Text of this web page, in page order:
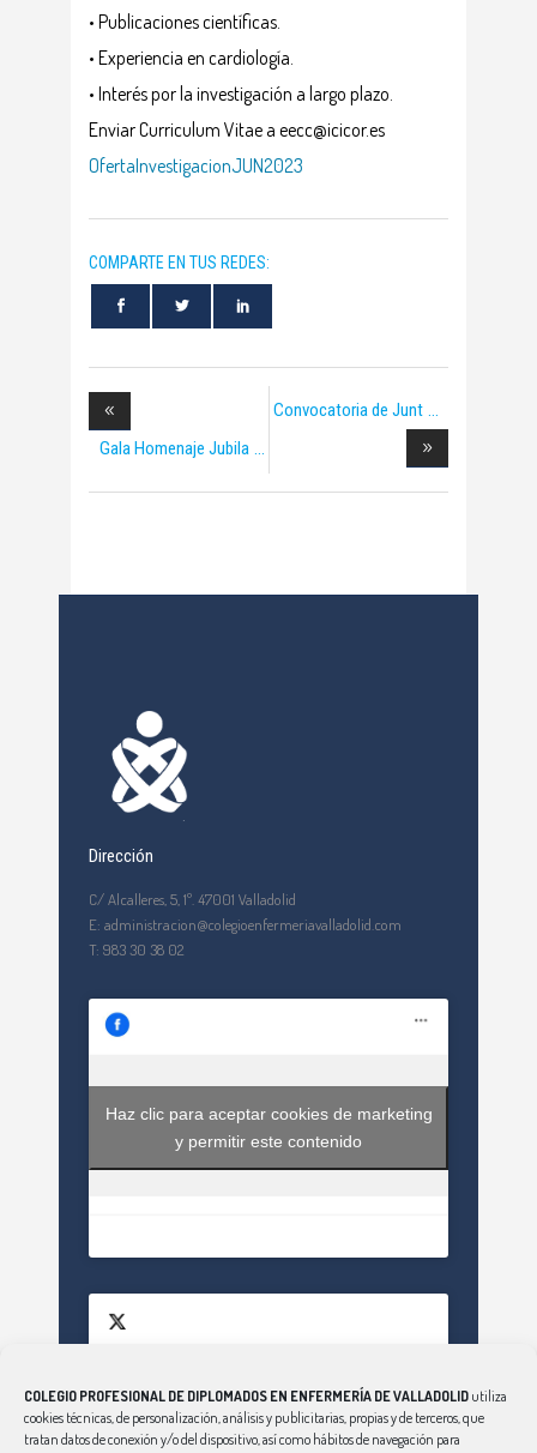
COLEGIO PROFESIONAL DE DIPLOMADOS EN ENFERMERÍA DE VALLADOLID utiliza
cookies técnicas, de personalización, análisis y publicitarias, propias y de terceros, que
tratan datos de conexión y/o del dispositivo, así como hábitos de navegación para
• Publicaciones científicas.
• Experiencia en cardiología.
• Interés por la investigación a largo plazo.
Enviar Curriculum Vitae a eecc@icicor.es
OfertaInvestigacionJUN2023
COMPARTE EN TUS REDES:
Gala Homenaje Jubila
Convocatoria de Junt
Dirección
C/ Alcalleres, 5, 1º. 47001 Valladolid
E: administracion@colegioenfermeriavalladolid.com
T: 983 30 38 02
Haz clic para aceptar cookies de marketing
y permitir este contenido
Tweets by EnfValladolid
Haz clic para aceptar cookies de marketing
y permitir este contenido